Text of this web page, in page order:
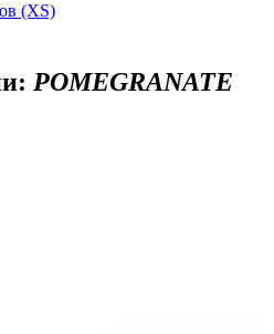
(XS)
POMEGRANATE